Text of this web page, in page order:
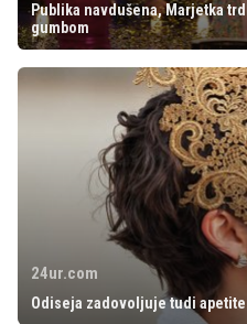
Publika navdušena, Marjetka
gumbom
24ur.com
Odiseja zadovoljuje tudi